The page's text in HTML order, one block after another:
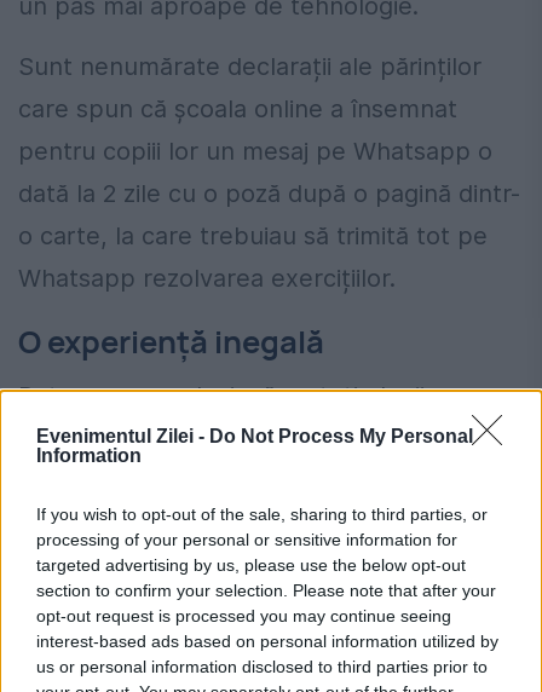
Evenimentul Zilei - Do Not Process My Personal
Information
If you wish to opt-out of the sale, sharing to third parties, or
processing of your personal or sensitive information for
targeted advertising by us, please use the below opt-out
section to confirm your selection. Please note that after your
opt-out request is processed you may continue seeing
interest-based ads based on personal information utilized by
us or personal information disclosed to third parties prior to
un pas mai aproape de tehnologie.
Sunt nenumărate declarații ale părinților
care spun că școala online a însemnat
pentru copiii lor un mesaj pe Whatsapp o
dată la 2 zile cu o poză după o pagină dintr-
o carte, la care trebuiau să trimită tot pe
Whatsapp rezolvarea exercițiilor.
O experiență inegală
Putem spune, deci, că nu toți elevii au
beneficiat de aceeași experiență de
profesori dedicați pentru fiecare obiect de
studiu ar oferi pentru prima dată în istoria
sistemului educațional românesc acces
elevilor din întreaga țară la aceeași calitate